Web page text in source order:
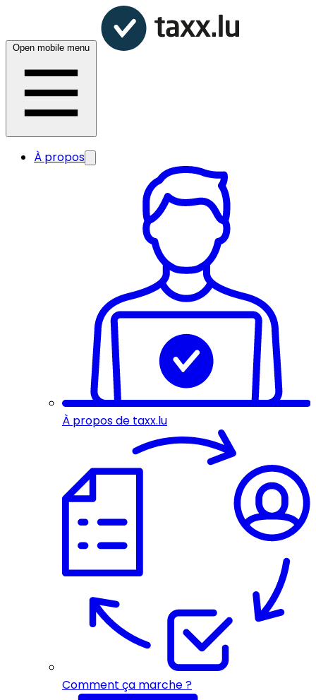
Open mobile menu
À propos
À propos de taxx.lu
Comment ça marche ?